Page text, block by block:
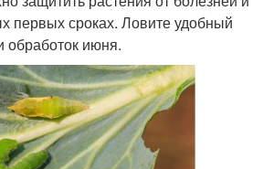
первых сроках. Ловите удобный
обработок июня.